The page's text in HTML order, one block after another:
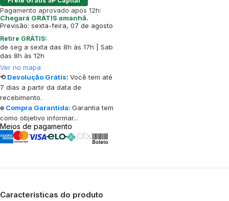
Pagamento aprovado após 12h:
Chegará GRÁTIS amanhã.
Previsão: sexta-feira, 07 de agosto
Retire GRÁTIS:
de seg a sexta das 8h às 17h | Sab
das 8h às 12h
Ver no mapa
⟲ Devolução Grátis: Você tem até
7 dias a partir da data de
recebimento.
⍟ Compra Garantida: Garantia tem
como objetivo informar...
Meios de pagamento
Características do produto